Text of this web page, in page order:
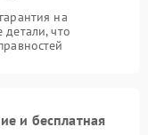
на
что
и бесплатная